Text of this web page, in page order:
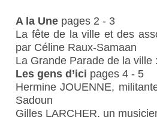
A la Une pages 2 - 3
La fête de la ville et des
par Céline Raux-Samaan
La Grande Parade de la
Les gens d’ici pages 4 - 5
Hermine JOUENNE,
Sadoun
Gilles LARCHER, un